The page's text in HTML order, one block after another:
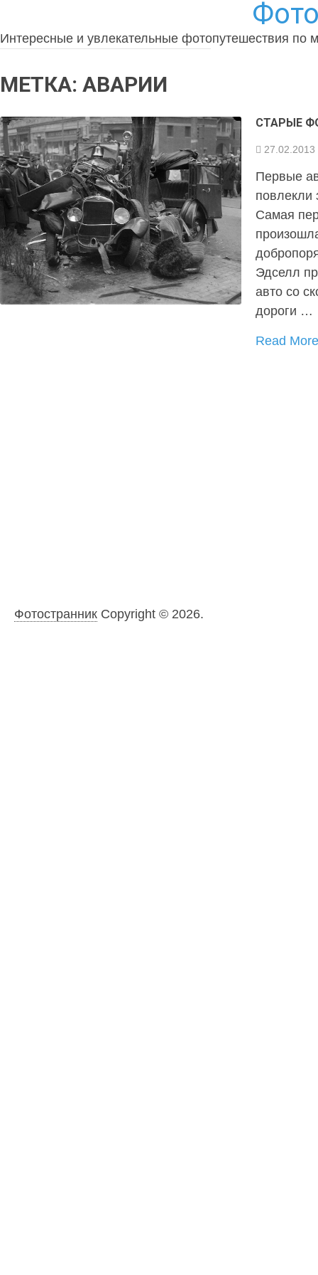
Интересные и увлекательные фотопутешествия по
МЕТКА: АВАРИИ
СТАРЫЕ
27.02.2013
Первые
повлекли
Самая
Эдселл
авто со
дороги …
Read
ФотостранникCopyright © 2026.